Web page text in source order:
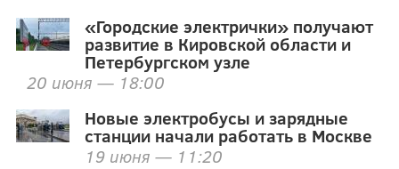
«Городские электрички» получают
развитие в Кировской области и
Петербургском узле
20 июня — 18:00
Новые электробусы и зарядные
станции начали работать в Москве
19 июня — 11:20